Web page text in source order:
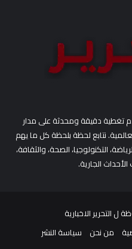
تغطية دقيقة ومحدثة على مدار
نتابع لحظة بلحظة كل ما يهم
التكنولوجيا، الصحة، والثقافة،
الجارية.
ل التحرير الاخبارية
من نحن سياسة النشر